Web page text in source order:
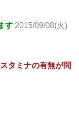
す 2015/09/08(火)
タミナの有無が問